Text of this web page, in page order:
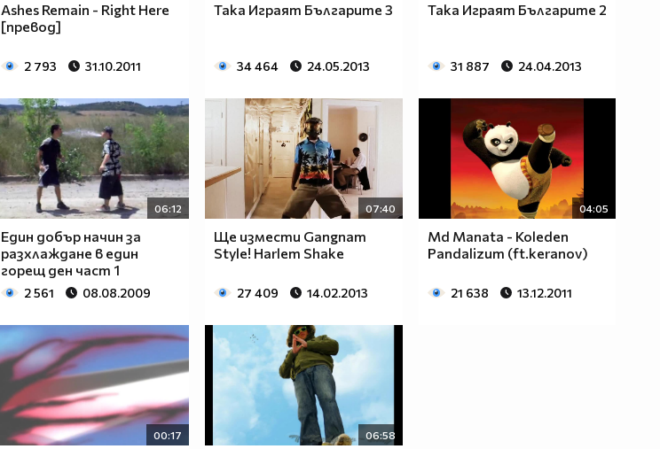
Ashes Remain - Right Here
[превод]
2 793 31.10.2011
Така Играят Българите 3
34 464 24.05.2013
Така Играят Българите 2
31 887 24.04.2013
06:12
Един добър начин за
разхлаждане в един
горещ ден част 1
2 561 08.08.2009
07:40
Ще измести Gangnam
Style! Harlem Shake
27 409 14.02.2013
04:05
Md Manata - Koleden
Pandalizum (ft.keranov)
21 638 13.12.2011
00:17 06:58